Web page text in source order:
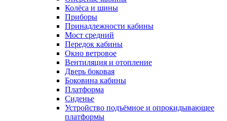
Колёса и шины
Приборы
Принадлежности кабины
Мост средний
Передок кабины
Окно ветровое
Вентиляция и отопление
Дверь боковая
Боковина кабины
Платформа
Сиденье
Устройство подъёмное и опрокидывающее
платформы